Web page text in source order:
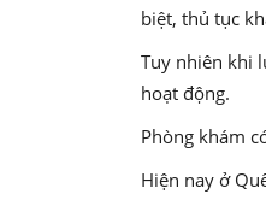
biệt, thủ tục
Tuy nhiên khi
hoạt động.
Phòng khám
Hiện nay ở